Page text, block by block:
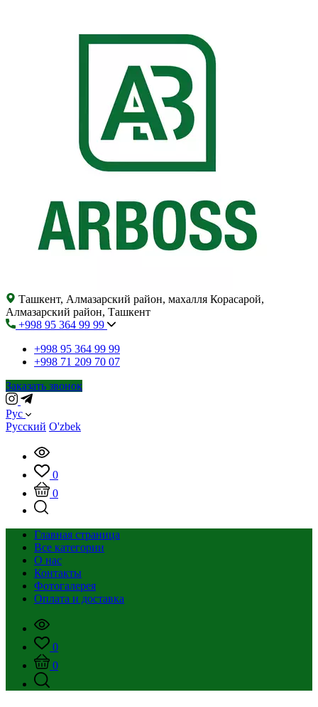
Ташкент, Алмазарский район, махалля Корасарой,
Алмазарский район, Ташкент
+998 95 364 99 99
+998 95 364 99 99
+998 71 209 70 07
Заказать звонок
Рус
Русский O'zbek
0
0
Главная страница
Все категории
О нас
Контакты
Фотогалерея
Оплата и доставка
0
0